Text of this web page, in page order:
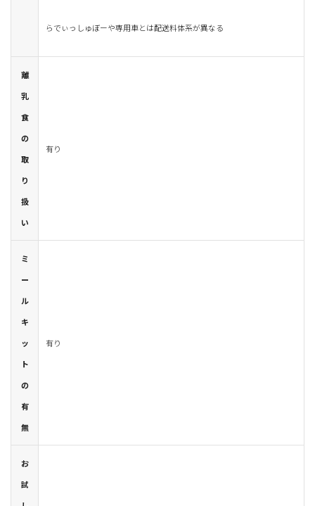
らでぃっしゅぼーや専用車とは配送料体系が異なる
離
乳
食
の
取
り
扱
い
有り
ミ
ー
ル
キ
ッ
ト
の
有
無
有り
お
試